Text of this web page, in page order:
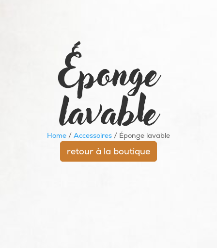
Éponge
lavable
Home / Accessoires / Éponge lavable
retour à la boutique